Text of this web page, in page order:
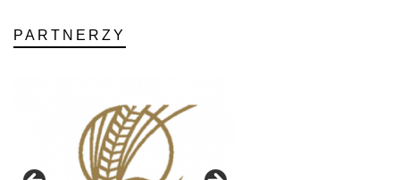
PARTNERZY